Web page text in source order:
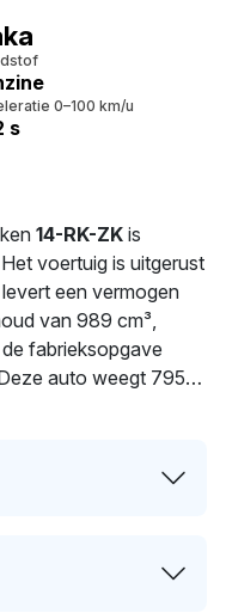
0–100 km/u
s
14-RK-ZK is
voertuig is uitgerust
een vermogen
van 989 cm³,
fabrieksopgave
auto weegt 795
gewisseld. De
auto ligt rond de